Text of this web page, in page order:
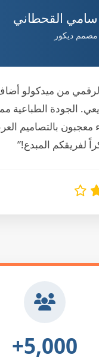
سامي القحطاني
مصمم ديكور
من ميدكولو
الجودة الطباعية
معجبون بالتصاميم
لفريقكم المبدع!”
5,000+